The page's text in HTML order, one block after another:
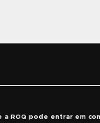
a ROQ pode entrar em